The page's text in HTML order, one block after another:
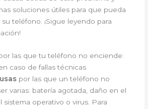
soluciones útiles para que pueda
teléfono. ¡Sigue leyendo para
las que tu teléfono no enciende:
caso de fallas técnicas
por las que un teléfono no
varias: batería agotada, daño en el
sistema operativo o virus. Para